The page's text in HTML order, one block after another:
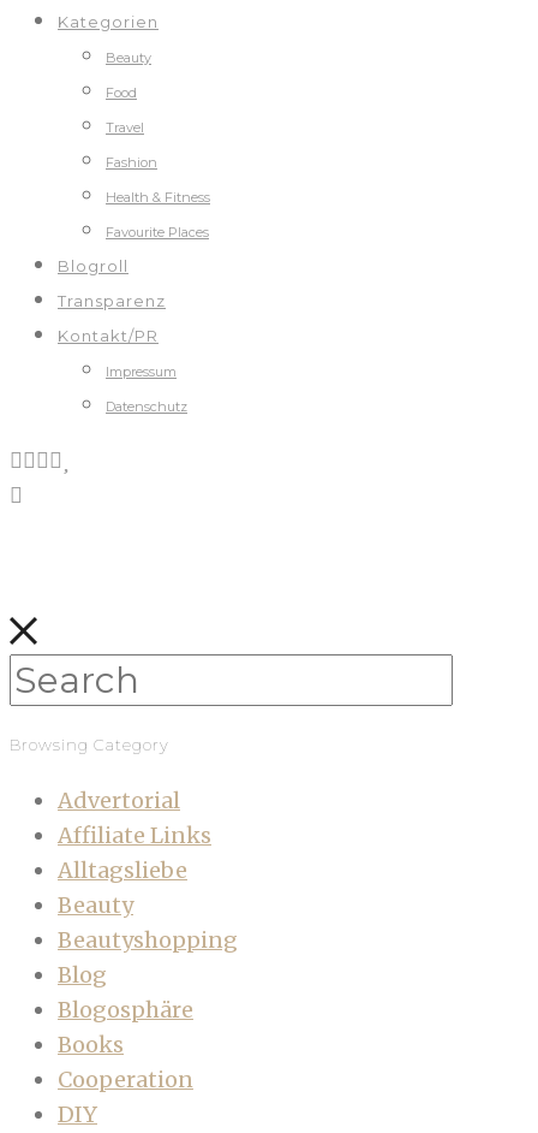
Kategorien
Beauty
Food
Travel
Fashion
Health & Fitness
Favourite Places
Blogroll
Transparenz
Kontakt/PR
Impressum
Datenschutz
Browsing Category
Advertorial
Affiliate Links
Alltagsliebe
Beauty
Beautyshopping
Blog
Blogosphäre
Books
Cooperation
DIY